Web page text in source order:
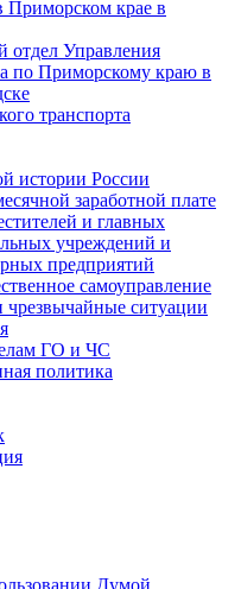
Приморском крае в
отдел Управления
по Приморскому краю в
транспорта
истории России
заработной плате
и главных
учреждений и
предприятий
самоуправление
чрезвычайные ситуации
ГО и ЧС
политика